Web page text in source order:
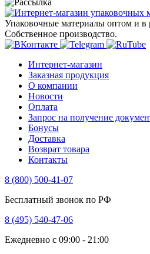
Упаковочные материалы оптом и в
Собственное производство.
Интернет-магазин
Заказная продукция
О компании
Новости
Оплата
Запрос на получение
Бонусы
Доставка
Возврат товара
Контакты
8 (800) 500-41-07
Бесплатный звонок по РФ
8 (495) 540-47-06
Ежедневно с 09:00 - 21:00